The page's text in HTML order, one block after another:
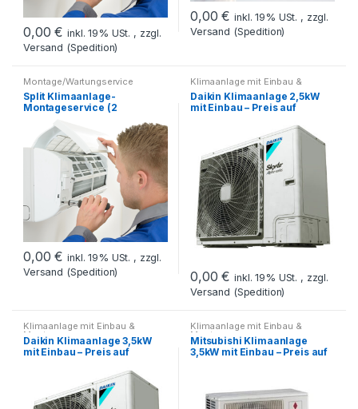
0,00€ inkl. 19% USt. , zzgl.
Versand (Spedition)
0,00€ inkl. 19% USt. , zzgl.
Versand (Spedition)
Montage/Wartungservice
Split Klimaanlage-
Montageservice (2
Anfrage
0,00€ inkl. 19% USt. , zzgl.
Versand (Spedition)
Klimaanlage mit Einbau &
Montage
Daikin Klimaanlage 2,5kW
mit Einbau – Preis auf
0,00€ inkl. 19% USt. , zzgl.
Versand (Spedition)
Klimaanlage mit Einbau &
Montage
Daikin Klimaanlage 3,5kW
mit Einbau – Preis auf
Klimaanlage mit Einbau &
Montage
Mitsubishi Klimaanlage
3,5kW mit Einbau – Preis auf